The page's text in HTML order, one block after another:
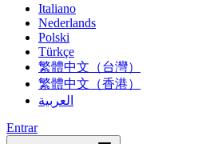
Italiano
Nederlands
Polski
Türkçe
繁體中文（台灣）
繁體中文（香港）
العربية
Entrar